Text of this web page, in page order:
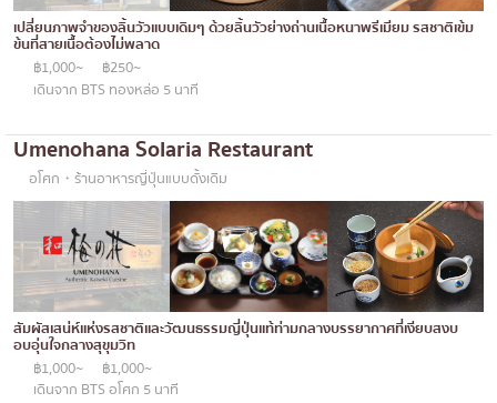
อื่นๆ
เปลี่ยนภาพจำของลิ้นวัวแบบเดิมๆ ด้วยลิ้นวัวย่างถ่านเนื้อหนาพรีเมียม รสชาติเข้ม
ข้นที่สายเนื้อต้องไม่พลาด
฿1,000~
฿250~
เดินจาก BTS ทองหล่อ 5 นาที
Umenohana Solaria Restaurant
อโศก・ร้านอาหารญี่ปุ่นแบบดั้งเดิม
สัมผัสเสน่ห์แห่งรสชาติและวัฒนธรรมญี่ปุ่นแท้ท่ามกลางบรรยากาศที่เงียบสงบ
อบอุ่นใจกลางสุขุมวิท
฿1,000~
฿1,000~
เดินจาก BTS อโศก 5 นาที